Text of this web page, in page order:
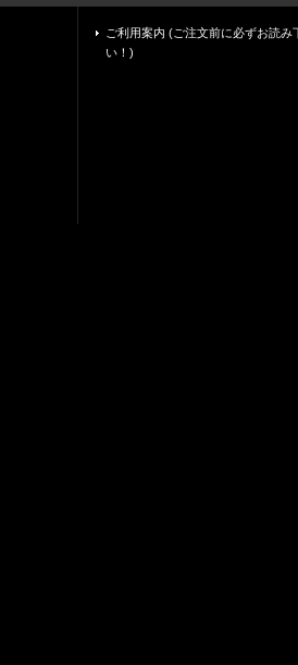
ご利用案内 (ご注文前に必ずお読み
い！)